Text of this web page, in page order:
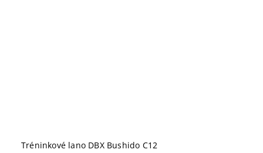
Tréninkové lano DBX Bushido C12